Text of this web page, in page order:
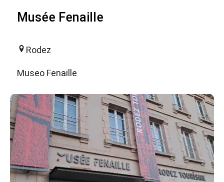
Musée Fenaille
Rodez
Museo Fenaille